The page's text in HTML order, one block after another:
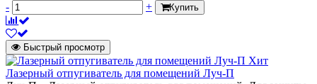
-
+ Купить
Быстрый просмотр
Хит
Лазерный отпугиватель для помещений Луч-П